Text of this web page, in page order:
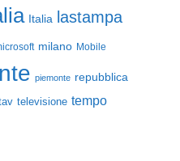
Italia lastampa
milano Mobile
piemonte repubblica
televisione tempo